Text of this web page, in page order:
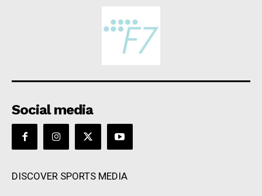
Social media
DISCOVER SPORTS MEDIA